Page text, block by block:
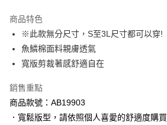
付款後萊爾富取貨
每筆NT$60，滿NT$1,000(含以上)免運費
7-11取貨付款
每筆NT$60，滿NT$1,000(含以上)免運費
付款後7-11取貨
每筆NT$60，滿NT$1,000(含以上)免運費
商品特色
※此款無分尺寸，S至3L尺寸都可以穿!
魚鱗棉面料親膚透氣
寬版剪裁著感舒適自在
銷售重點
商品款號：AB19903
．寬鬆版型，請依照個人喜愛的舒適度購買